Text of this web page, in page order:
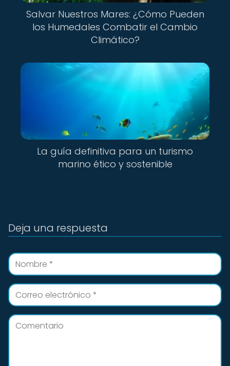
Salvar Nuestros Mares: ¿Cómo Pueden
los Humedales Combatir el Cambio
Climático?
La guía definitiva para un turismo
marino ético y sostenible
Deja una respuesta